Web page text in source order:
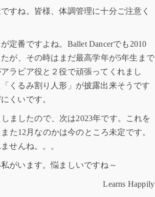
すね。皆様、体調管理に十分ご注意く
定番ですよね。Ballet Dancerでも2010
が、その時はまだ最高学年が5年生まで
ラビア役と２役で頑張ってくれまし
くるみ割り人形」が披露出来そうです
くいです。
ましたので、次は2023年です。これを
た12月なのかは今のところ未定です。
せんね。。。
がいます。悩ましいですね～
Learns Happily